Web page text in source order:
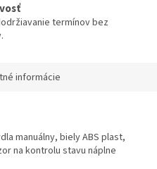
termínov bez
informácie
manuálny, biely ABS plast,
na kontrolu stavu náplne